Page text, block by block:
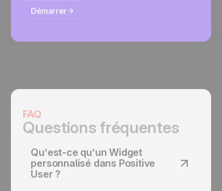
Démarrer
FAQ
Questions fréquentes
Qu’est-ce qu’un Widget
personnalisé dans Positive
User ?